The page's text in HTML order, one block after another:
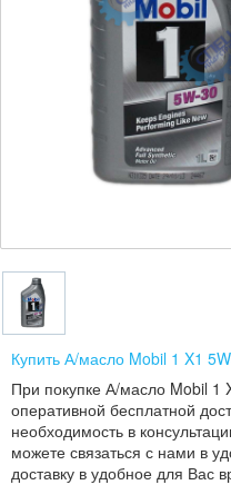
Купить А/масло Mobil 1 X1
При покупке А/масло Mobil 1
оперативной бесплатной
необходимость в
можете связаться с нами в
доставку в удобное для Вас